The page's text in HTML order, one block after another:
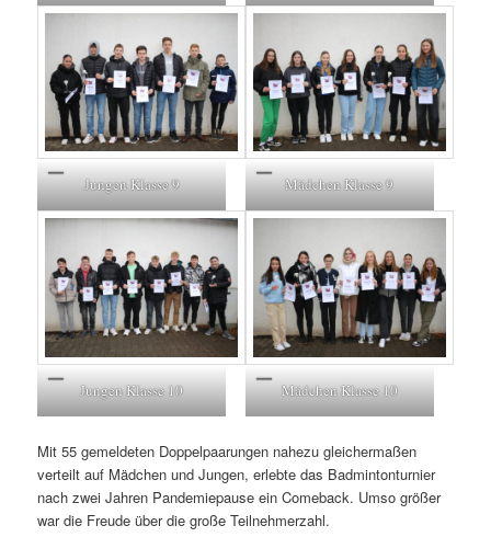
Jungen Klasse 9 Mädchen Klasse 9
Jungen Klasse 10 Mädchen Klasse 10
Mit 55 gemeldeten Doppelpaarungen nahezu gleichermaßen
verteilt auf Mädchen und Jungen, erlebte das Badmintonturnier
nach zwei Jahren Pandemiepause ein Comeback. Umso größer
war die Freude über die große Teilnehmerzahl.